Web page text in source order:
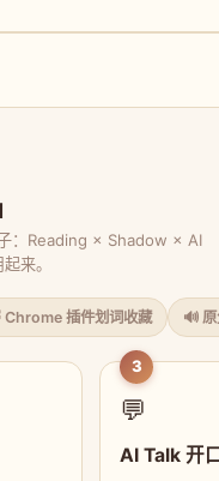
：Reading × Shadow × AI
来。
Chrome 插件划词收藏 🔊
3
💬
AI Talk 开